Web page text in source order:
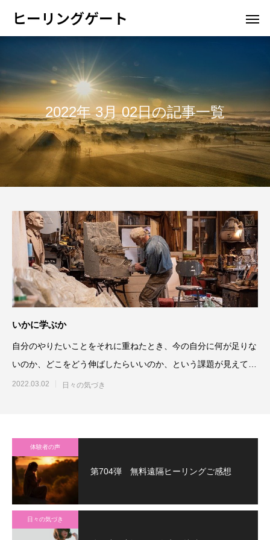
ヒーリングゲート
2022年 3月 02日の記事一覧
いかに学ぶか
自分のやりたいことをそれに重ねたとき、今の自分に何が足りな
いのか、どこをどう伸ばしたらいいのか、という課題が見えてき
ます。そうして初めて、ど
2022.03.02 日々の気づき
体験者の声
第704弾 無料遠隔ヒーリングご感想
日々の気づき